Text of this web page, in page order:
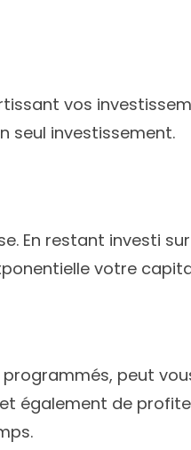
vos
seul investissement.
En restant investi
votre
peut
également de